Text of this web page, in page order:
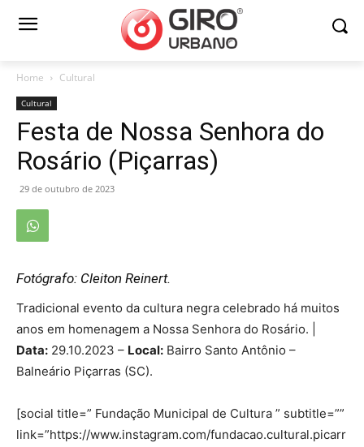
Home Cultural
Cultural
Festa de Nossa Senhora do
Rosário (Piçarras)
29 de outubro de 2023
Fotógrafo: Cleiton Reinert.
Tradicional evento da cultura negra celebrado há muitos
anos em homenagem a Nossa Senhora do Rosário. |
Data: 29.10.2023 – Local: Bairro Santo Antônio –
Balneário Piçarras (SC).
[social title=” Fundação Municipal de Cultura ” subtitle=””
link=”https://www.instagram.com/fundacao.cultural.picarr